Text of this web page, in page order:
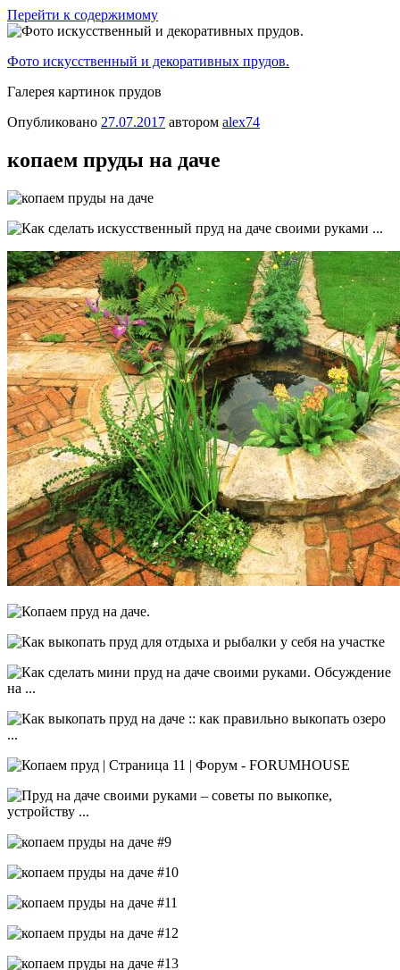
Перейти к содержимому
Фото искусственный и декоративных прудов.
Галерея картинок прудов
Опубликовано 27.07.2017 автором alex74
копаем пруды на даче